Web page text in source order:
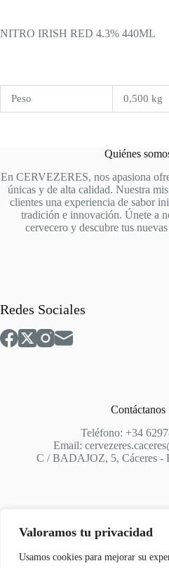
Valoramos tu privacidad
Usamos cookies para mejorar su
NITRO IRISH RED 4.3% 440ML
Peso 0,500 kg
Quiénes
En CERVEZERES, nos apasiona
únicas y de alta calidad. Nuestra
clientes una experiencia de sabor
tradición e innovación. Únete a
cervecero y descubre tus
Redes Sociales
Contáctanos
Teléfono: +34
Email:
C / BADAJOZ, 5, Cáceres -
Apoyo